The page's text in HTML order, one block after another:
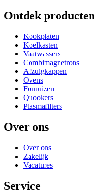
Ontdek producten
Kookplaten
Koelkasten
Vaatwassers
Combimagnetrons
Afzuigkappen
Ovens
Fornuizen
Quookers
Plasmafilters
Over ons
Over ons
Zakelijk
Vacatures
Service